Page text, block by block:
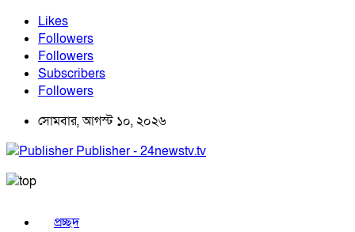
Likes
Followers
Followers
Subscribers
Followers
সোমবার, আগস্ট ১০, ২০২৬
Publisher - 24newstv.tv
প্রচ্ছদ